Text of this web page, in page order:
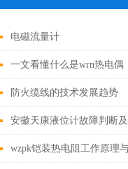
电磁流量计
一文看懂什么是wrn热电偶
防火缆线的技术发展趋势
安徽天康液位计故障判断
法
wzpk铠装热电阻工作原理